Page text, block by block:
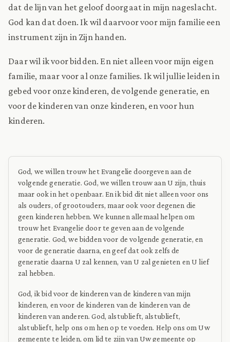
dat de lijn van het geloof doorgaat in mijn nageslacht.
God kan dat doen. Ik wil daarvoor voor mijn familie een
instrument zijn in Zijn handen.
Daar wil ik voor bidden. En niet alleen voor mijn eigen
familie, maar voor al onze families. Ik wil jullie leiden in
gebed voor onze kinderen, de volgende generatie, en
voor de kinderen van onze kinderen, en voor hun
kinderen.
God, we willen trouw het Evangelie doorgeven aan de
volgende generatie. God, we willen trouw aan U zijn, thuis
maar ook in het openbaar. En ik bid dit niet alleen voor ons
als ouders, of grootouders, maar ook voor degenen die
geen kinderen hebben. We kunnen allemaal helpen om
trouw het Evangelie door te geven aan de volgende
generatie. God, we bidden voor de volgende generatie, en
voor de generatie daarna, en geef dat ook zelfs de
generatie daarna U zal kennen, van U zal genieten en U lief
zal hebben.
God, ik bid voor de kinderen van de kinderen van mijn
kinderen, en voor de kinderen van de kinderen van de
kinderen van anderen. God, alstublieft, alstublieft,
alstublieft, help ons om hen op te voeden. Help ons om Uw
gemeente te leiden, om lid te zijn van Uw gemeente op